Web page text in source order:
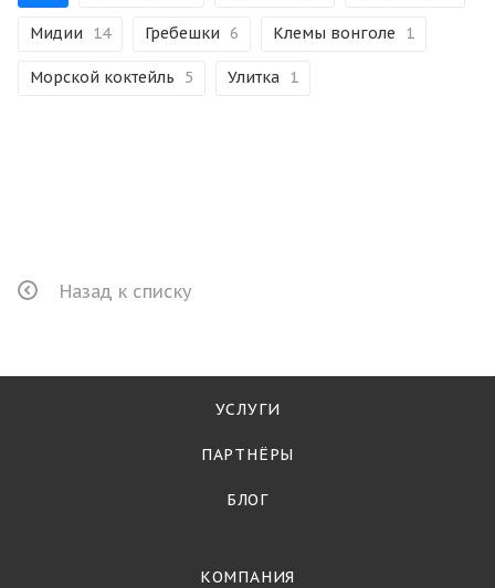
Мидии 14 Гребешки 6 Клемы вонголе 1
Морской коктейль 5 Улитка 1
Назад к списку
УСЛУГИ
ПАРТНЁРЫ
БЛОГ
КОМПАНИЯ